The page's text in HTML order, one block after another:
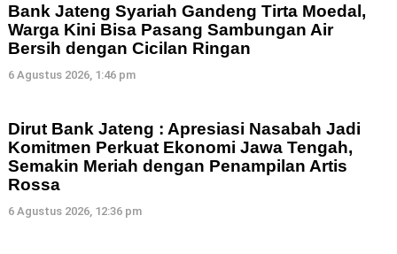
Bank Jateng Syariah Gandeng Tirta Moedal,
Warga Kini Bisa Pasang Sambungan Air
Bersih dengan Cicilan Ringan
6 Agustus 2026, 1:46 pm
Dirut Bank Jateng : Apresiasi Nasabah Jadi
Komitmen Perkuat Ekonomi Jawa Tengah,
Semakin Meriah dengan Penampilan Artis
Rossa
6 Agustus 2026, 12:36 pm